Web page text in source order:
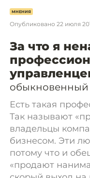
МНЕНИЯ
Опубликовано 22 июля
За что я
обыкновенный
Есть такая
Так называют
владельцы
бизнесом. Эти
потому что и
«продают